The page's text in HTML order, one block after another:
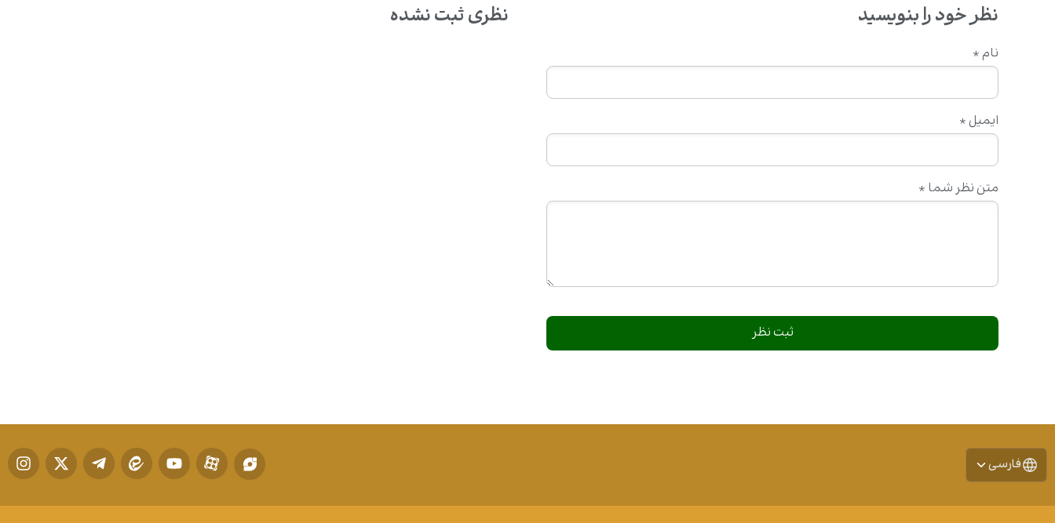
نظر خود را بنویسید
متن نظر شما *
نام *
ایمیل *
نظری ثبت نشده
فارسی